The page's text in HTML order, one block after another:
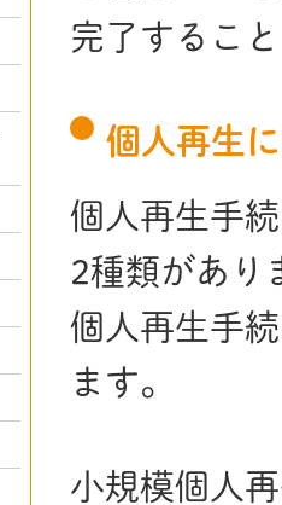
完了するこ
個人再生
個人再生手
2種類があり
個人再生手
ます。
小規模個人